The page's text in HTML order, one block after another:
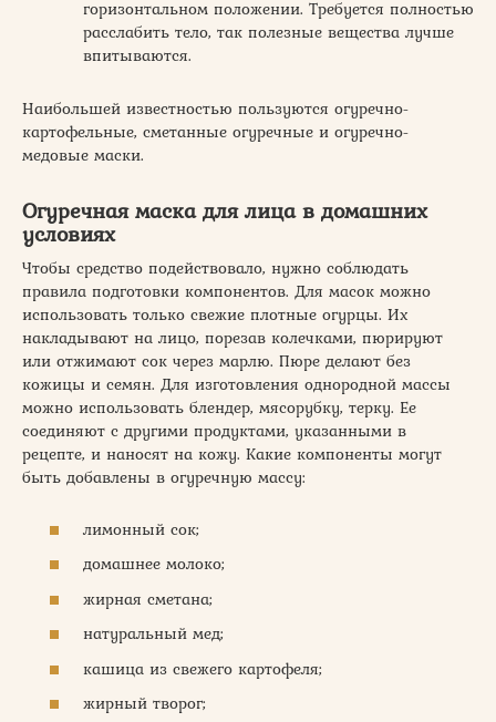
горизонтальном положении. Требуется полностью
расслабить тело, так полезные вещества лучше
впитываются.
Наибольшей известностью пользуются огуречно-
картофельные, сметанные огуречные и огуречно-
медовые маски.
Огуречная маска для лица в домашних
условиях
Чтобы средство подействовало, нужно соблюдать
правила подготовки компонентов. Для масок можно
использовать только свежие плотные огурцы. Их
накладывают на лицо, порезав колечками, пюрируют
или отжимают сок через марлю. Пюре делают без
кожицы и семян. Для изготовления однородной массы
можно использовать блендер, мясорубку, терку. Ее
соединяют с другими продуктами, указанными в
рецепте, и наносят на кожу. Какие компоненты могут
быть добавлены в огуречную массу:
лимонный сок;
домашнее молоко;
жирная сметана;
натуральный мед;
кашица из свежего картофеля;
жирный творог;